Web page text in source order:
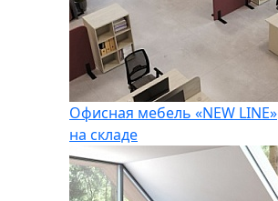
Офисная мебель «NEW LINE»
на складе